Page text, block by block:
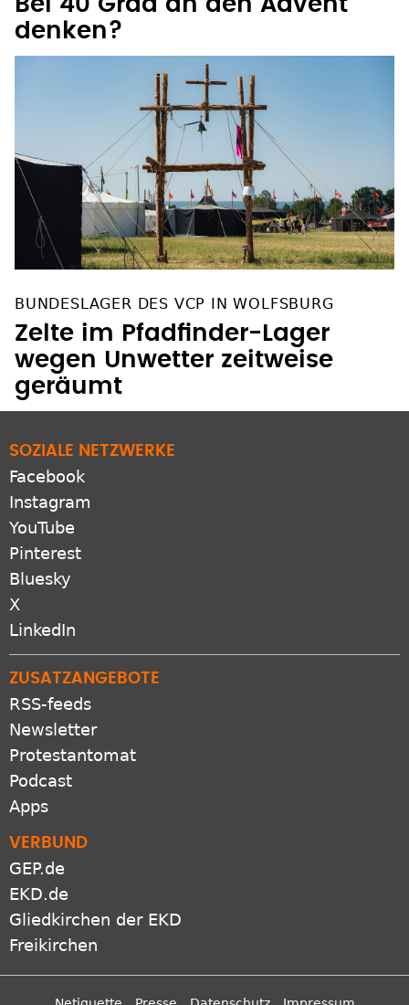
denken?
Zelte im Pfadfinder-Lager
wegen Unwetter zeitweise
geräumt
Facebook
Instagram
YouTube
Pinterest
Bluesky
X
LinkedIn
RSS-feeds
Newsletter
Protestantomat
Podcast
Apps
GEP.de
EKD.de
Gliedkirchen der EKD
Freikirchen